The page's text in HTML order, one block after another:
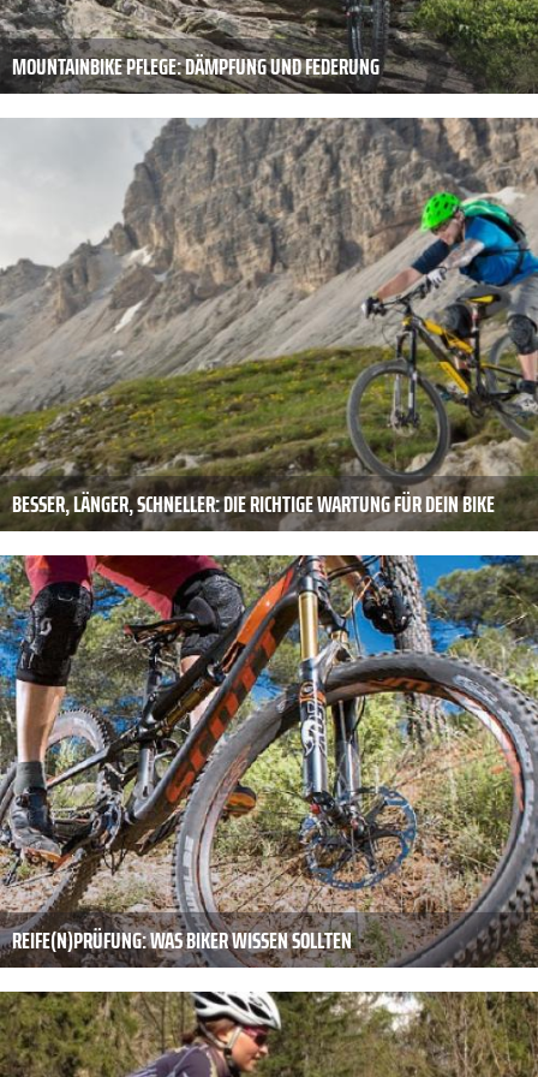
MOUNTAINBIKE PFLEGE: DÄMPFUNG UND FEDERUNG
BESSER, LÄNGER, SCHNELLER: DIE RICHTIGE WARTUNG FÜR DEIN BIKE
REIFE(N)PRÜFUNG: WAS BIKER WISSEN SOLLTEN